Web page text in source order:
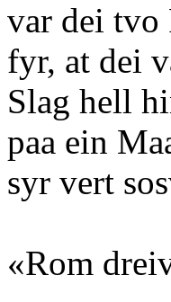
var dei tvo
fyr, at dei
Slag hell
paa ein
syr vert
«Rom